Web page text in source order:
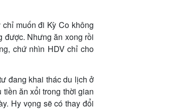
muốn đi Kỳ Co không
được. Nhưng ăn xong rồi
chứ nhìn HDV chỉ cho
đang khai thác du lịch ở
ăn xổi trong thời gian
Hy vọng sẽ có thay đổi